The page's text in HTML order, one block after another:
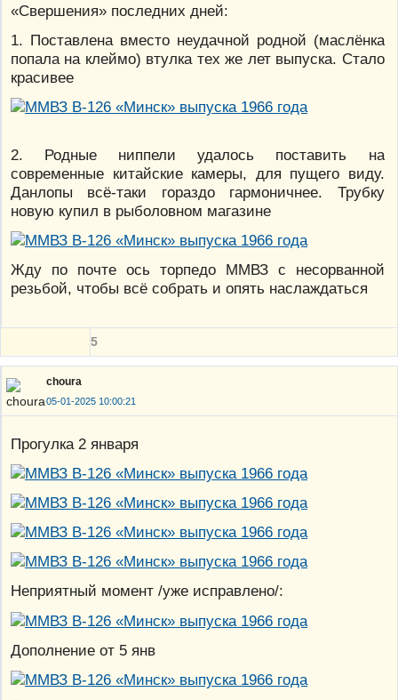
«Свершения» последних дней:
1. Поставлена вместо неудачной родной (маслёнка
попала на клеймо) втулка тех же лет выпуска. Стало
красивее
2. Родные ниппели удалось поставить на
современные китайские камеры, для пущего виду.
Данлопы всё-таки гораздо гармоничнее. Трубку
новую купил в рыболовном магазине
Жду по почте ось торпедо ММВЗ с несорванной
резьбой, чтобы всё собрать и опять наслаждаться
5
choura
05-01-2025 10:00:21
Прогулка 2 января
Неприятный момент /уже исправлено/:
Дополнение от 5 янв